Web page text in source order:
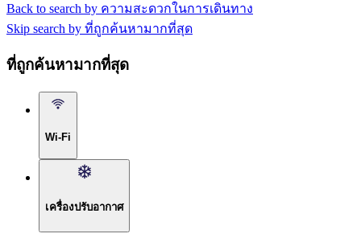
Back to search by ความสะดวกในการเดินทาง
Skip search by ที่ถูกค้นหามากที่สุด
ที่ถูกค้นหามากที่สุด
Wi-Fi
เครื่องปรับอากาศ